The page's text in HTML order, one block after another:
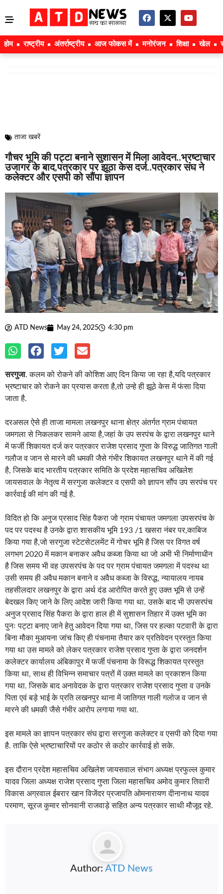
होम राष्ट्रीय अंतर्राष्ट्रीय आज फोकस में मनोरंजन शिक्षा खेल
ताजा खबरें
गौचर भूमि की पट्टा बनाने सुशासन में मिला आवेदन..भ्रष्टाचार
उजागर के बाद,पत्रकार पर झूठा केस दर्ज..पत्रकार संघ ने
कलेक्टर और एसपी को सौंपा ज्ञापन
ATD News May 24, 2025 4:30 pm
सरगुजा. कलम को रोकने की कोशिश आए दिन किया जा रहा है,यदि पत्रकार
भ्रष्टाचार को रोकने का प्रयास करता है,तो उन्हे ही झूठे केस में फंसा दिया
जाता है.
दरअसल ऐसे ही ताजा मामला लखनपुर थाना क्षेत्र अंतर्गत ग्राम पंचायत
जमगला से निकलकर सामने आया है,जहां के उप सरपंच के द्वारा लखनपुर थाने
में फर्जी शिकायत दर्ज कर पत्रकार राजेश प्रसाद गुप्ता के विरुद्ध जातिगत गाली
गलौज व जान से मारने की धमकी जैसे गंभीर शिकायत लखनपुर थाने में की गई
है, जिसके बाद भारतीय पत्रकार समिति के प्रदेश महासचिव अखिलेश
जायसवाल के नेतृत्व में सरगुजा कलेक्टर व एसपी को ज्ञापन सौंप उप सरपंच पर
कार्रवाई की मांग की गई है.
विदित हो कि अनुज प्रसाद सिंह पैकरा जो ग्राम पंचायत जमगला उपसरपंच के
पद पर पदस्थ है उनके द्वारा शासकीय भूमि 193 /1 खसरा नंबर पर,काबिज
किया गया है,जो सरगुजा स्टेटसेटलमेंट में गोचर भूमि है जिस पर विगत वर्ष
लगभग 2020 में मकान बनाकर अवैध कब्जा किया था जो अभी भी निर्माणाधीन
है जिस समय भी वह उपसरपंच के पद पर ग्राम पंचायत जमगला में पदस्थ था
उसी समय ही अवैध मकान बनाने व अवैध कब्जा के विरुद्ध, न्यायालय नायब
तहसीलदार लखनपुर के द्वारा अर्थ दंड आरोपित करते हुए उक्त भूमि से उन्हें
बेदखल किए जाने के लिए आदेश जारी किया गया था. उसके बाद भी उपसरपंच
अनुज प्रसाद सिंह पैकरा के द्वारा हाल ही में सुशासन तिहार में उक्त भूमि का
पुनः पट्टा बनाए जाने हेतु आवेदन दिया गया था, जिस पर हल्का पटवारी के द्वारा
बिना मौका मुआयना जांच किए ही पंचनामा तैयार कर प्रतिवेदन प्रस्तुत किया
गया था उस मामले को लेकर पत्रकार राजेश प्रसाद गुप्ता के द्वारा जनदर्शन
कलेक्टर कार्यालय अंबिकापुर में फर्जी पंचनामा के विरूद्ध शिकायत प्रस्तुत
किया था, साथ ही विभिन्न समाचार पत्रों में उक्त मामले का प्रकाशन किया
गया था. जिसके बाद अनावेदक के द्वारा पत्रकार राजेश प्रसाद गुप्ता व उनके
पिता एवं बड़े भाई के प्रति लखनपुर थाना में जातिगत गाली गलोज व जान से
मारने की धमकी जैसे गंभीर आरोप लगाया गया था.
इस मामले का ज्ञापन पत्रकार संघ द्वारा सरगुजा कलेक्टर व एसपी को दिया गया
है. ताकि ऐसे भ्रष्टाचारियों पर कठोर से कठोर कार्रवाई हो सके.
इस दौरान प्रदेश महासचिव अखिलेश जायसवाल संभाग अध्यक्ष प्रफुल्ल कुमार
यादव जिला अध्यक्ष राजेश प्रसाद गुप्ता जिला महासचिव अमोद कुमार तिवारी
विकास अग्रवाल ईबरार खान विजेंदर प्रजापति ओमनारायण दीनानाथ यादव
परमाण, सूरज कुमार सोनवानी राजवाड़े सहित अन्य पत्रकार साथी मौजूद रहे.
Author: ATD News